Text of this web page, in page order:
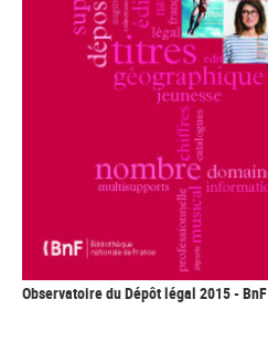
Observatoire du Dépôt légal 2015 - BnF